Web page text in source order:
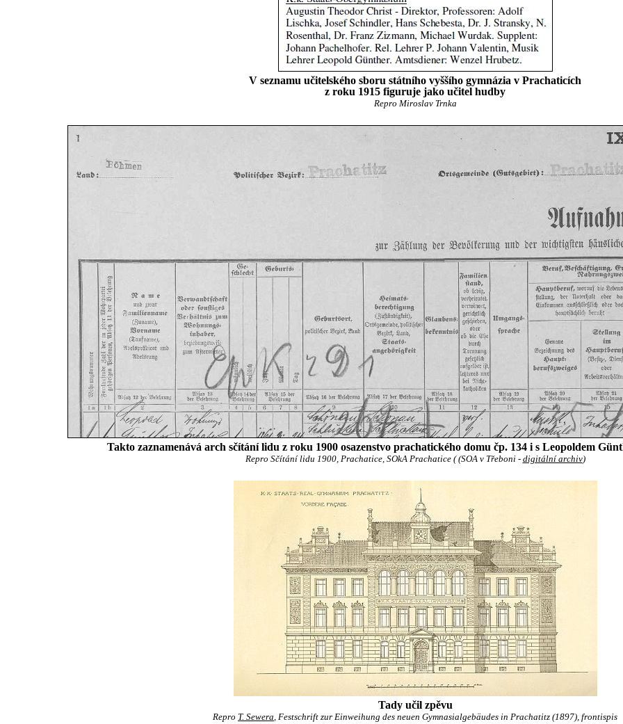
V seznamu učitelského sboru státního vyššího gymnázia v Prachaticích
z roku 1915 figuruje jako učitel hudby
Repro Miroslav Trnka
Takto zaznamenává arch sčítání lidu z roku 1900 osazenstvo prachatického domu čp. 134 i s Leopoldem
Repro Sčítání lidu 1900, Prachatice, SOkA Prachatice ( (SOA v Třeboni - digitální archiv)
Tady učil zpěvu
Repro T. Sewera, Festschrift zur Einweihung des neuen Gymnasialgebäudes in Prachatitz (1897), frontispis